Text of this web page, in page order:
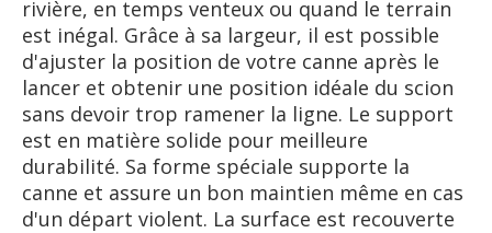
rivière, en temps venteux ou quand le terrain
est inégal. Grâce à sa largeur, il est possible
d'ajuster la position de votre canne après le
lancer et obtenir une position idéale du scion
sans devoir trop ramener la ligne. Le support
est en matière solide pour meilleure
durabilité. Sa forme spéciale supporte la
canne et assure un bon maintien même en cas
d'un départ violent. La surface est recouverte